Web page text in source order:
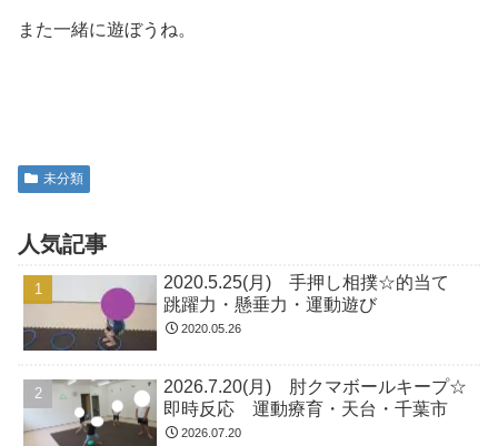
また一緒に遊ぼうね。
未分類
人気記事
2020.5.25(月) 手押し相撲☆的当て
跳躍力・懸垂力・運動遊び
2020.05.26
2026.7.20(月) 肘クマボールキープ☆
即時反応 運動療育・天台・千葉市
2026.07.20